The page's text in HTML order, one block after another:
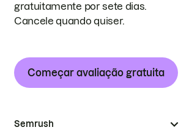
gratuitamente por sete dias.
Cancele quando quiser.
Começar avaliação gratuita
Semrush